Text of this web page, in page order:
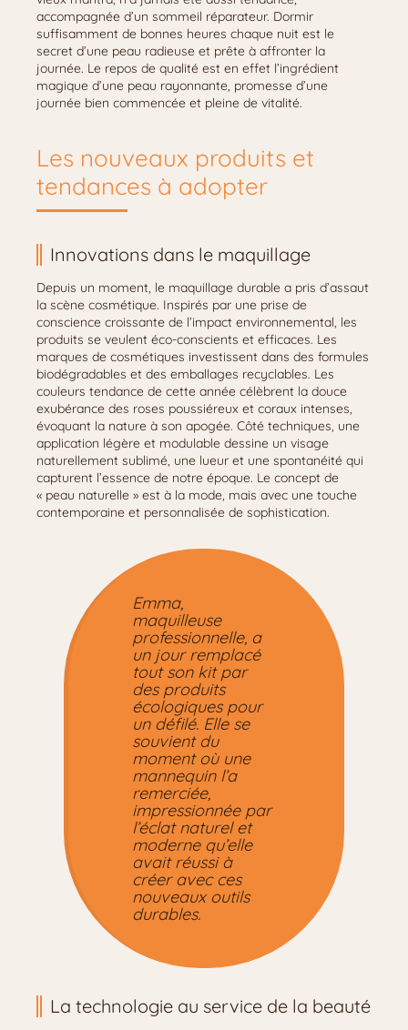
accompagnée d’un sommeil réparateur. Dormir
suffisamment de bonnes heures chaque nuit est le
secret d’une peau radieuse et prête à affronter la
journée. Le repos de qualité est en effet l’ingrédient
magique d’une peau rayonnante, promesse d’une
journée bien commencée et pleine de vitalité.
Les nouveaux produits et
tendances à adopter
Innovations dans le maquillage
Depuis un moment, le maquillage durable a pris d’assaut
la scène cosmétique. Inspirés par une prise de
conscience croissante de l’impact environnemental, les
produits se veulent éco-conscients et efficaces. Les
marques de cosmétiques investissent dans des formules
biodégradables et des emballages recyclables. Les
couleurs tendance de cette année célèbrent la douce
exubérance des roses poussiéreux et coraux intenses,
évoquant la nature à son apogée. Côté techniques, une
application légère et modulable dessine un visage
naturellement sublimé, une lueur et une spontanéité qui
capturent l’essence de notre époque. Le concept de
« peau naturelle » est à la mode, mais avec une touche
contemporaine et personnalisée de sophistication.
Emma,
maquilleuse
professionnelle, a
un jour remplacé
tout son kit par
des produits
écologiques pour
un défilé. Elle se
souvient du
moment où une
mannequin l’a
remerciée,
impressionnée par
l’éclat naturel et
moderne qu’elle
avait réussi à
créer avec ces
nouveaux outils
durables.
La technologie au service de la beauté